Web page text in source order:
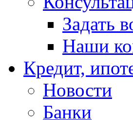
Задать
Наши
Кредит,
Новости
Банки